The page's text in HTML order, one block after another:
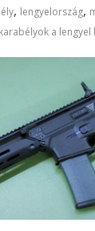
, lengyelország,
a